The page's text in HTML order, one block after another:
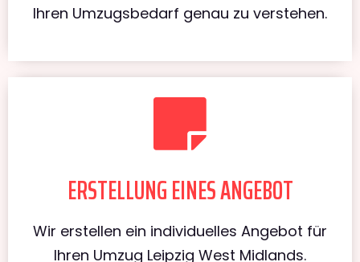
Ihren Umzugsbedarf genau zu verstehen.
ERSTELLUNG EINES ANGEBOT
Wir erstellen ein individuelles Angebot für
Ihren Umzug Leipzig West Midlands.